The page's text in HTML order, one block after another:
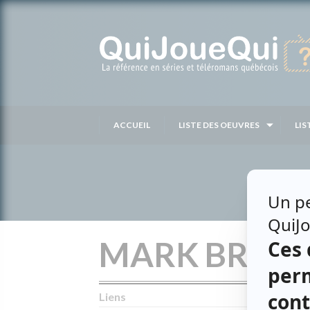
ACCUEIL LISTE DES OEUVRES
MARK
Liens